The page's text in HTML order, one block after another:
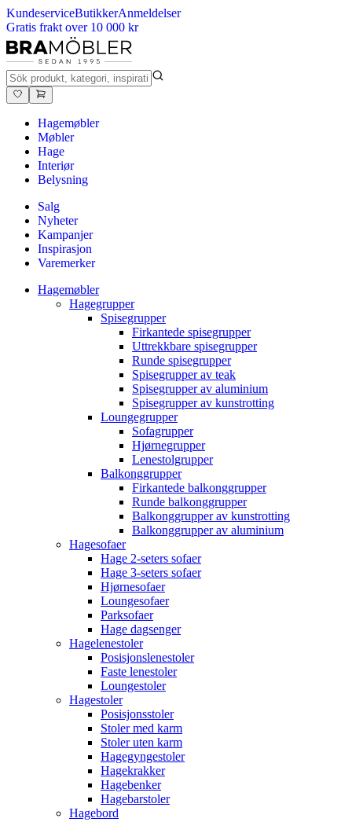
KundeserviceButikkerAnmeldelser
Gratis frakt over 10 000 kr
Hagemøbler
Møbler
Hage
Interiør
Belysning
Salg
Nyheter
Kampanjer
Inspirasjon
Varemerker
Hagemøbler
Hagegrupper
Spisegrupper
Firkantede spisegrupper
Uttrekkbare spisegrupper
Runde spisegrupper
Spisegrupper av teak
Spisegrupper av aluminium
Spisegrupper av kunstrotting
Loungegrupper
Sofagrupper
Hjørnegrupper
Lenestolgrupper
Balkonggrupper
Firkantede balkonggrupper
Runde balkonggrupper
Balkonggrupper av kunstrotting
Balkonggrupper av aluminium
Hagesofaer
Hage 2-seters sofaer
Hage 3-seters sofaer
Hjørnesofaer
Loungesofaer
Parksofaer
Hage dagsenger
Hagelenestoler
Posisjonslenestoler
Faste lenestoler
Loungestoler
Hagestoler
Posisjonsstoler
Stoler med karm
Stoler uten karm
Hagegyngestoler
Hagekrakker
Hagebenker
Hagebarstoler
Hagebord